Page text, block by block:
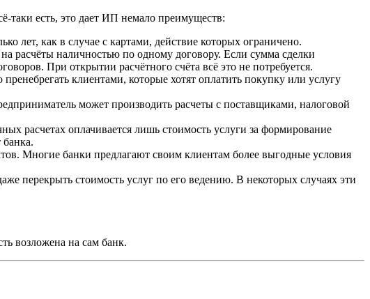
таки есть, это дает ИП немало преимуществ:
лет, как в случае с картами, действие которых ограничено.
расчёты наличностью по одному договору. Если сумма сделки
При открытии расчётного счёта всё это не потребуется.
клиентами, которые хотят оплатить покупку или услугу
может производить расчеты с поставщиками, налоговой
расчетах оплачивается лишь стоимость услуги за формирование
Многие банки предлагают своим клиентам более выгодные условия
перекрыть стоимость услуг по его ведению. В некоторых случаях эти
возложена на сам банк.